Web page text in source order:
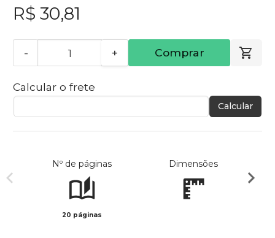
R$ 30,81
- + Comprar
Calcular o frete
Calcular
Nº de páginas
20 páginas
Dimensões